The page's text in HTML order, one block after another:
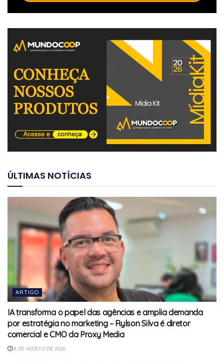
ÚLTIMAS NOTÍCIAS
ARTIGO
IA transforma o papel das agências e amplia demanda
por estratégia no marketing – Rylson Silva é diretor
comercial e CMO da Proxy Media
8 DE AGOSTO DE 2026